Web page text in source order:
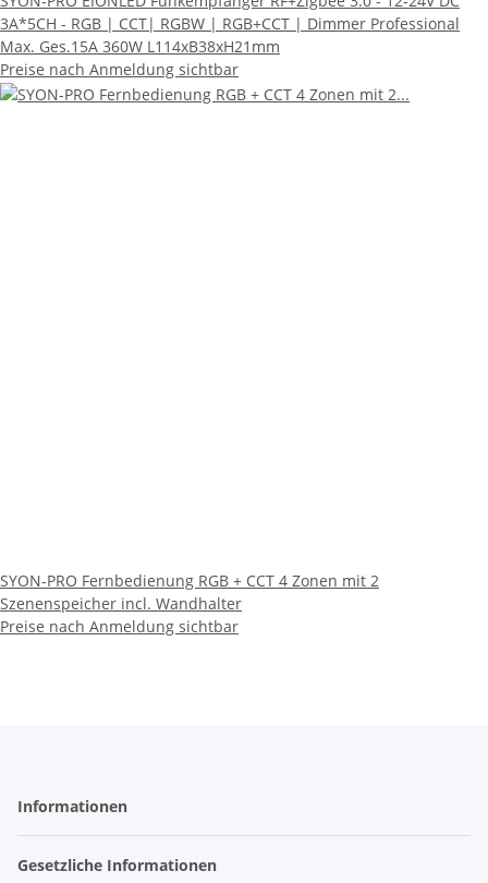
3A*5CH - RGB | CCT| RGBW | RGB+CCT | Dimmer Professional
Max. Ges.15A 360W L114xB38xH21mm
Preise nach Anmeldung sichtbar
SYON-PRO Fernbedienung RGB + CCT 4 Zonen mit 2
Szenenspeicher incl. Wandhalter
Preise nach Anmeldung sichtbar
Informationen
Gesetzliche Informationen